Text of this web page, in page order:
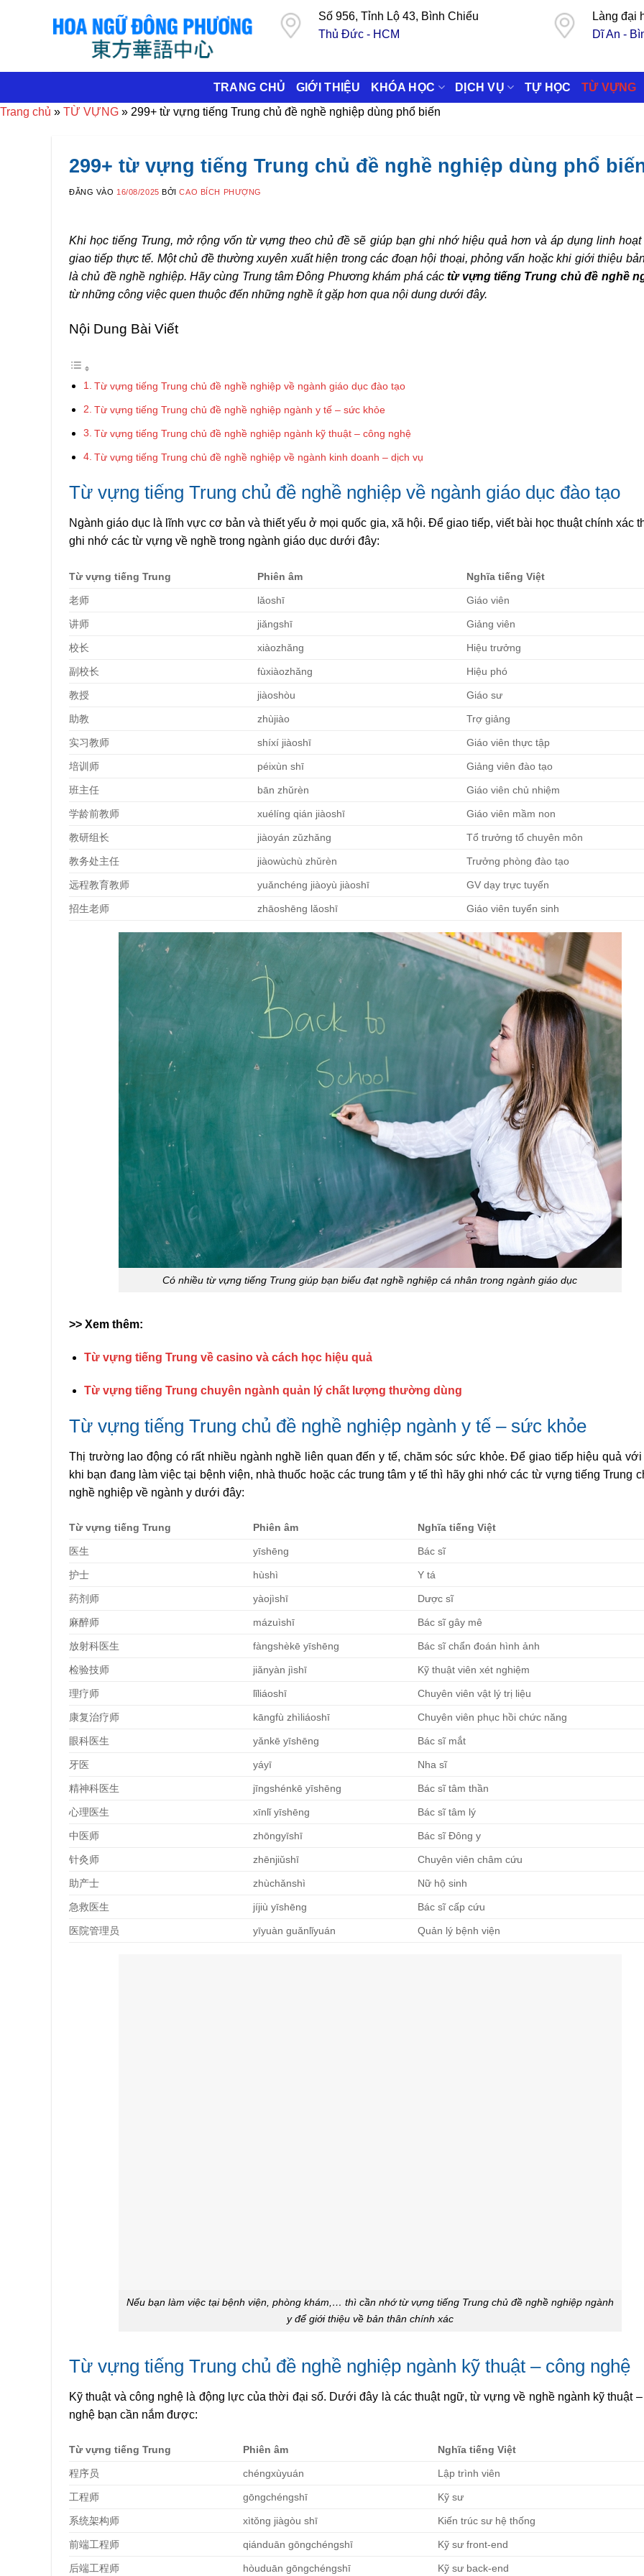
Số 956, Tỉnh Lộ 43, Bình Chiểu
Thủ Đức - HCM
Làng đại
Dĩ An -
TRANG CHỦ GIỚI THIỆU KHÓA HỌC DỊCH VỤ TỰ HỌC TỪ VỰNG
Trang chủ » TỪ VỰNG » 299+ từ vựng tiếng Trung chủ đề nghề nghiệp dùng phổ biến
299+ từ vựng tiếng Trung chủ đề nghề nghiệp dùng phổ
ĐĂNG VÀO 16/08/2025 BỞICAO BÍCH PHƯỢNG
Khi học tiếng Trung, mở rộng vốn từ vựng theo chủ đề sẽ giúp bạn ghi nhớ hiệu quả hơn và áp dụng linh hoạt
giao tiếp thực tế. Một chủ đề thường xuyên xuất hiện trong các đoạn hội thoại, phỏng vấn hoặc khi giới thiệu
là chủ đề nghề nghiệp. Hãy cùng Trung tâm Đông Phương khám phá cáctừ vựng tiếng Trung chủ đề nghề
từ những công việc quen thuộc đến những nghề ít gặp hơn qua nội dung dưới đây.
Nội Dung Bài Viết
Từ vựng tiếng Trung chủ đề nghề nghiệp về ngành giáo dục đào tạo
Từ vựng tiếng Trung chủ đề nghề nghiệp ngành y tế – sức khỏe
Từ vựng tiếng Trung chủ đề nghề nghiệp ngành kỹ thuật – công nghệ
Từ vựng tiếng Trung chủ đề nghề nghiệp về ngành kinh doanh – dịch vụ
Từ vựng tiếng Trung chủ đề nghề nghiệp về ngành giáo dục đào tạo
Ngành giáo dục là lĩnh vực cơ bản và thiết yếu ở mọi quốc gia, xã hội. Để giao tiếp, viết bài học thuật chính xác
ghi nhớ các từ vựng về nghề trong ngành giáo dục dưới đây:
Từ vựng tiếng Trung Phiên âm Nghĩa tiếng Việt
老师 lǎoshī Giáo viên
讲师 jiǎngshī Giảng viên
校长 xiàozhǎng Hiệu trưởng
副校长 fùxiàozhǎng Hiệu phó
教授 jiàoshòu Giáo sư
助教 zhùjiào Trợ giảng
实习教师 shíxí jiàoshī Giáo viên thực tập
培训师 péixùn shī Giảng viên đào tạo
班主任 bān zhǔrèn Giáo viên chủ nhiệm
学龄前教师 xuélíng qián jiàoshī Giáo viên mầm non
教研组长 jiàoyán zǔzhǎng Tổ trưởng tổ chuyên môn
教务处主任 jiàowùchù zhǔrèn Trưởng phòng đào tạo
远程教育教师 yuǎnchéng jiàoyù jiàoshī GV dạy trực tuyến
招生老师 zhāoshēng lǎoshī Giáo viên tuyển sinh
Có nhiều từ vựng tiếng Trung giúp bạn biểu đạt nghề nghiệp cá nhân trong ngành giáo dục
>> Xem thêm:
Từ vựng tiếng Trung về casino và cách học hiệu quả
Từ vựng tiếng Trung chuyên ngành quản lý chất lượng thường dùng
Từ vựng tiếng Trung chủ đề nghề nghiệp ngành y tế – sức khỏe
Thị trường lao động có rất nhiều ngành nghề liên quan đến y tế, chăm sóc sức khỏe. Để giao tiếp hiệu quả
khi bạn đang làm việc tại bệnh viện, nhà thuốc hoặc các trung tâm y tế thì hãy ghi nhớ các từ vựng tiếng Trung
nghề nghiệp về ngành y dưới đây:
Từ vựng tiếng Trung Phiên âm Nghĩa tiếng Việt
医生 yīshēng Bác sĩ
护士 hùshì Y tá
药剂师 yàojìshī Dược sĩ
麻醉师 mázuìshī Bác sĩ gây mê
放射科医生 fàngshèkē yīshēng Bác sĩ chẩn đoán hình ảnh
检验技师 jiǎnyàn jìshī Kỹ thuật viên xét nghiệm
理疗师 lǐliáoshī Chuyên viên vật lý trị liệu
康复治疗师 kāngfù zhìliáoshī Chuyên viên phục hồi chức năng
眼科医生 yǎnkē yīshēng Bác sĩ mắt
牙医 yáyī Nha sĩ
精神科医生 jīngshénkē yīshēng Bác sĩ tâm thần
心理医生 xīnlǐ yīshēng Bác sĩ tâm lý
中医师 zhōngyīshī Bác sĩ Đông y
针灸师 zhēnjiǔshī Chuyên viên châm cứu
助产士 zhùchǎnshì Nữ hộ sinh
急救医生 jíjiù yīshēng Bác sĩ cấp cứu
医院管理员 yīyuàn guǎnlǐyuán Quản lý bệnh viện
Nếu bạn làm việc tại bệnh viện, phòng khám,… thì cần nhớ từ vựng tiếng Trung chủ đề nghề nghiệp ngành
y để giới thiệu về bản thân chính xác
Từ vựng tiếng Trung chủ đề nghề nghiệp ngành kỹ thuật – công nghệ
Kỹ thuật và công nghệ là động lực của thời đại số. Dưới đây là các thuật ngữ, từ vựng về nghề ngành kỹ thuật –
nghệ bạn cần nắm được:
Từ vựng tiếng Trung Phiên âm Nghĩa tiếng Việt
程序员 chéngxùyuán Lập trình viên
工程师 gōngchéngshī Kỹ sư
系统架构师 xìtǒng jiàgòu shī Kiến trúc sư hệ thống
前端工程师 qiánduān gōngchéngshī Kỹ sư front-end
后端工程师 hòuduān gōngchéngshī Kỹ sư back-end